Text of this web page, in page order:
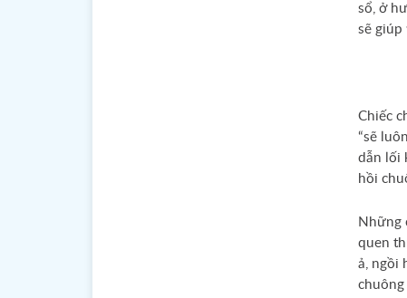
Chào buổi
sổ, ở
sẽ giúp
Chiếc
“sẽ
dẫn lối
hồi
Những
quen
ả, ngồi
chuông